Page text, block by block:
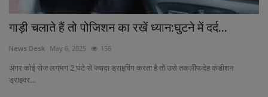
गाड़ी चलाते हैं तो पोजिशन का रखें ध्यान:घुटने में दर्द...
News Desk May 6, 2025 156
अगर कोई रोज लगभग 2 घंटे से ज्यादा ड्राइविंग करता है तो उसे तकलीफदेह कंडीशन
ड्राइवर...